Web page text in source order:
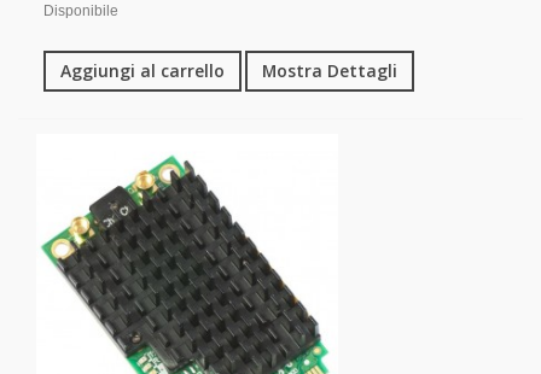
Disponibile
Aggiungi al carrello Mostra Dettagli